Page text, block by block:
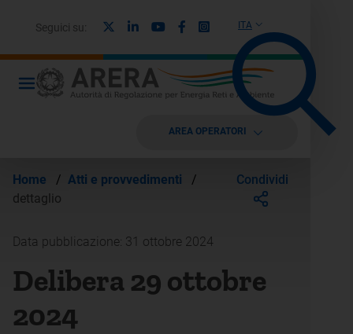
ITA
Seguici su: LinkedinYoutubeFacebook
Instagram
AREA OPERATORI
Home / Atti e provvedimenti
/
dettaglio
Condividi
Data pubblicazione: 31 ottobre 2024
Delibera 29 ottobre
2024